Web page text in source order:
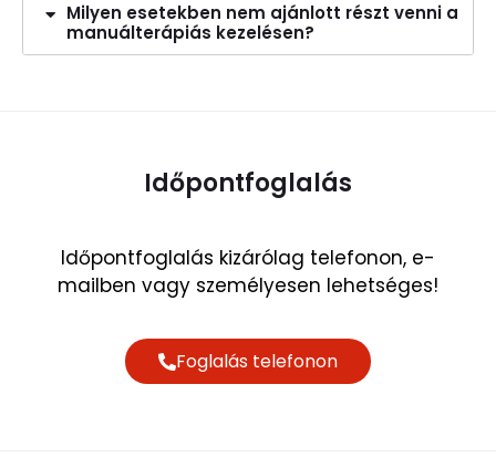
Milyen esetekben nem ajánlott részt venni a
manuálterápiás kezelésen?
Időpontfoglalás
Időpontfoglalás kizárólag telefonon, e-
mailben vagy személyesen lehetséges!
Foglalás telefonon